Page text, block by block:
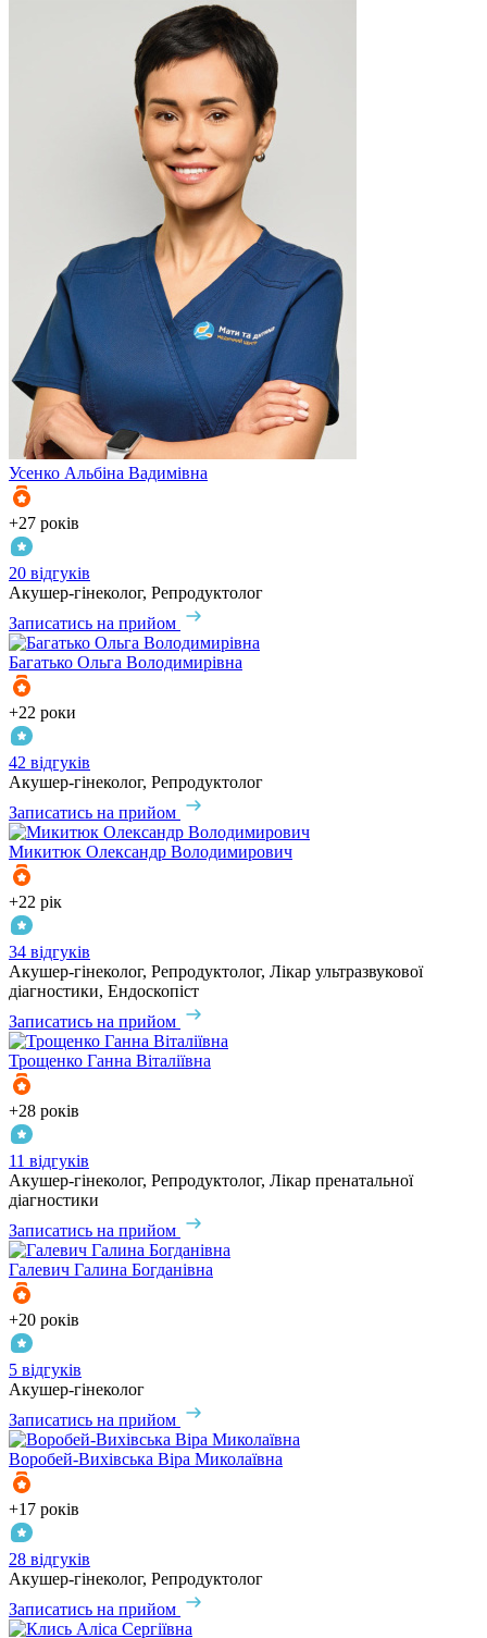
Усенко Альбіна Вадимівна
+27 років
20 відгуків
Акушер-гінеколог, Репродуктолог
Записатись на прийом
Багатько Ольга Володимирівна
+22 роки
42 відгуків
Акушер-гінеколог, Репродуктолог
Записатись на прийом
Микитюк Олександр Володимирович
+22 рік
34 відгуків
Акушер-гінеколог, Репродуктолог, Лікар ультразвукової
діагностики, Ендоскопіст
Записатись на прийом
Трощенко Ганна Віталіївна
+28 років
11 відгуків
Акушер-гінеколог, Репродуктолог, Лікар пренатальної
діагностики
Записатись на прийом
Галевич Галина Богданівна
+20 років
5 відгуків
Акушер-гінеколог
Записатись на прийом
Воробей-Вихівська Віра Миколаївна
+17 років
28 відгуків
Акушер-гінеколог, Репродуктолог
Записатись на прийом